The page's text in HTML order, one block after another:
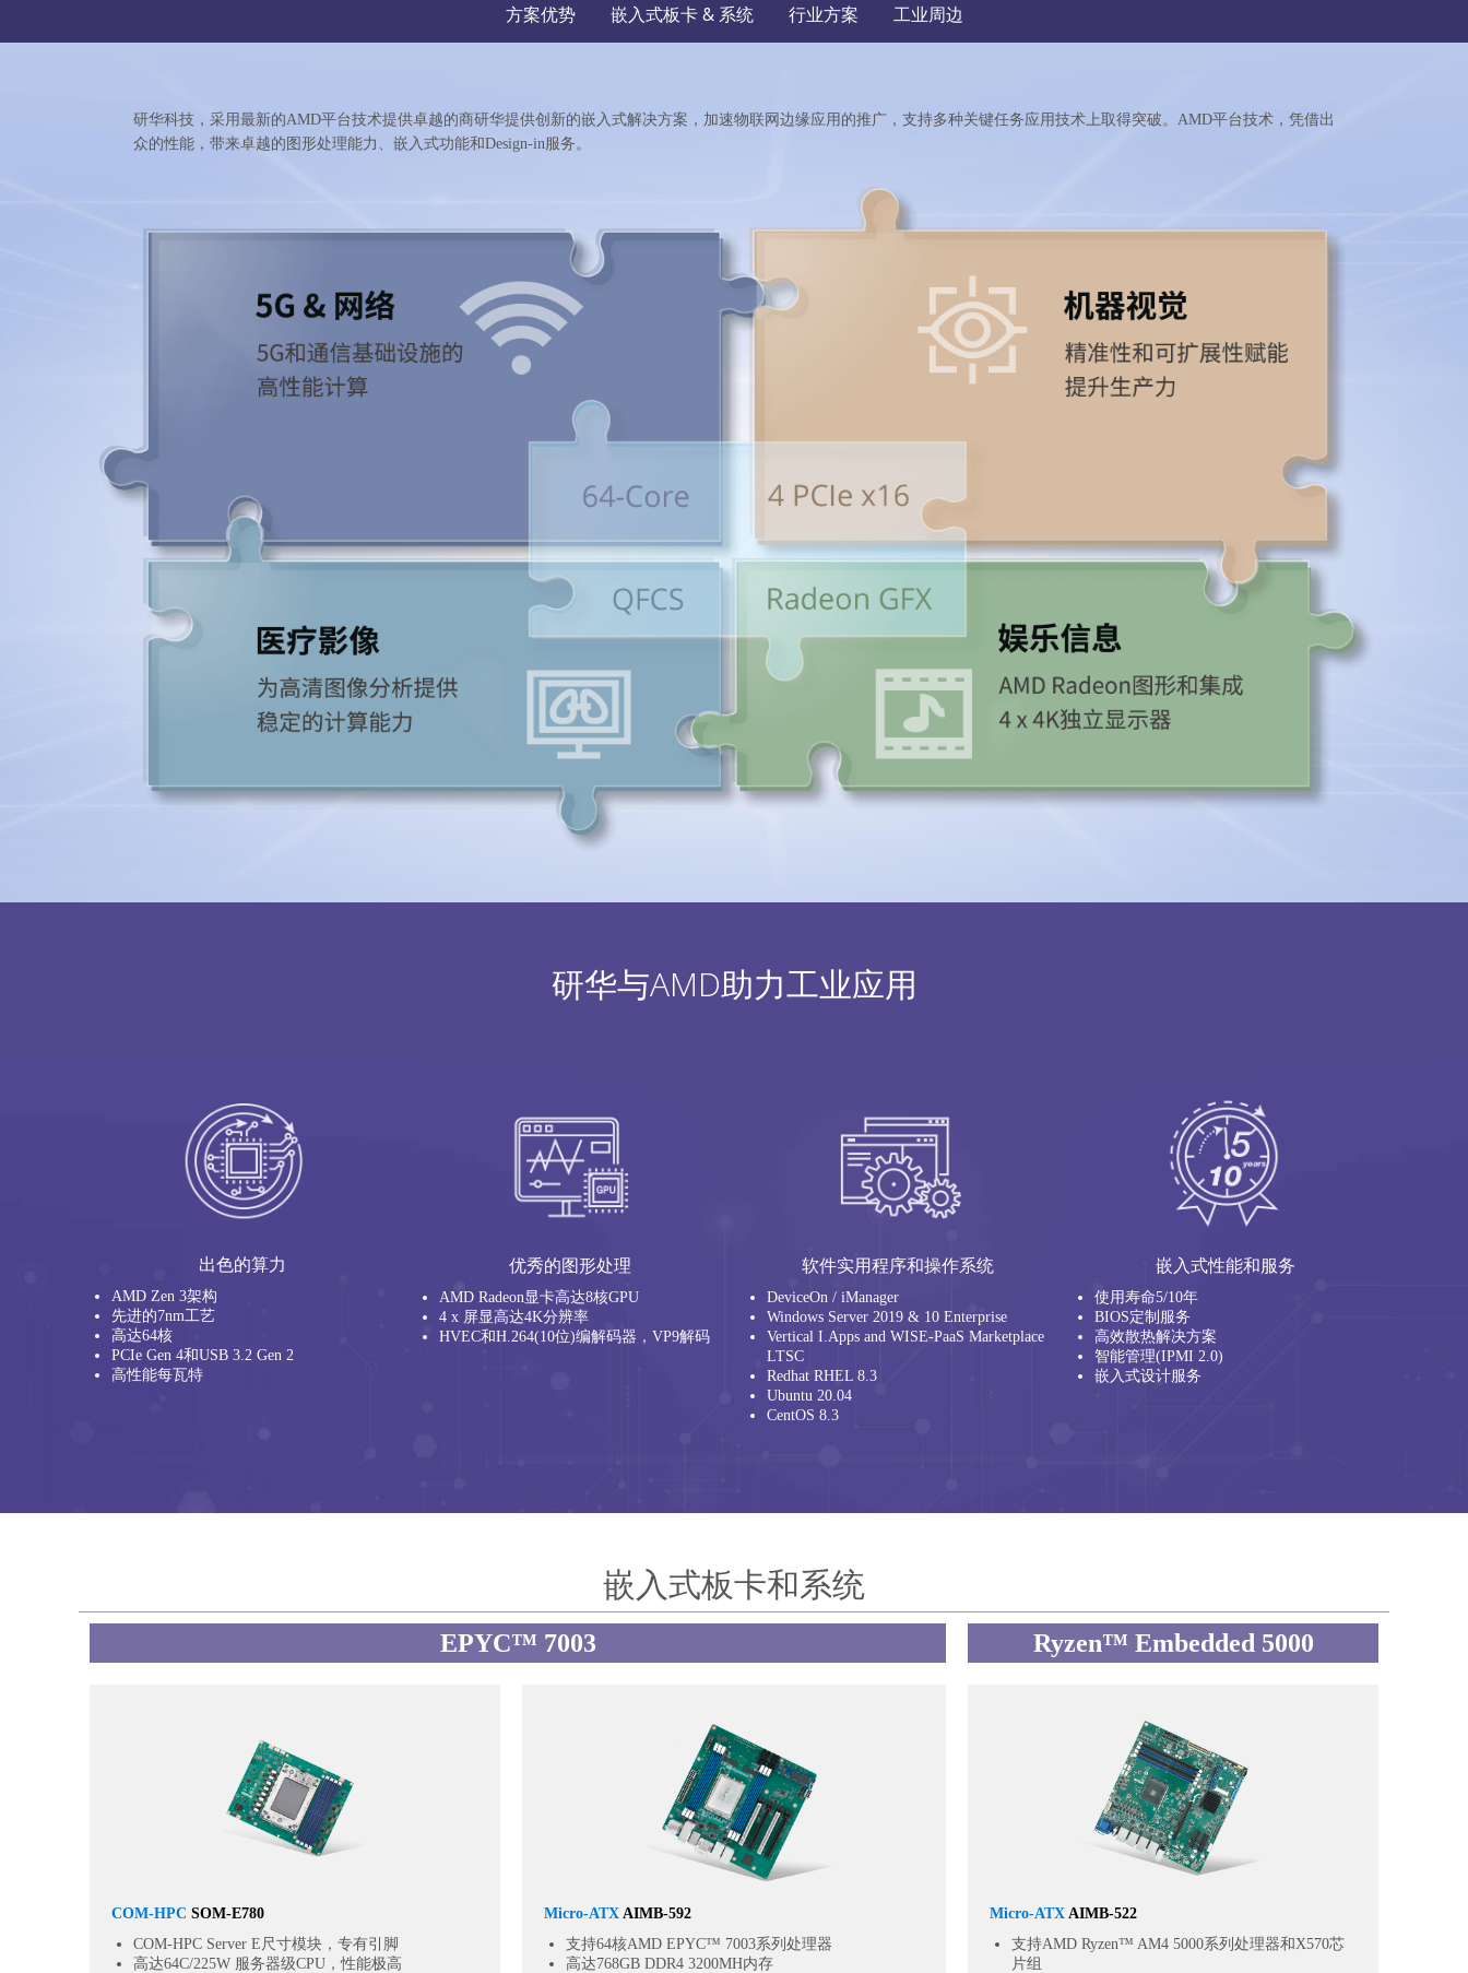
方案优势 嵌入式板卡 & 系统 行业方案 工业周边
研华科技，采用最新的AMD平台技术提供卓越的商研华提供创新的嵌入式解决方案，加速物联网边缘应用的推广，支持多种关键任务应用技术上取得突破。AMD平台技术，凭借出
众的性能，带来卓越的图形处理能力、嵌入式功能和Design-in服务。
研华与AMD助力工业应用
出色的算力
AMD Zen 3架构
先进的7nm工艺
高达64核
PCIe Gen 4和USB 3.2 Gen 2
高性能每瓦特
优秀的图形处理
AMD Radeon显卡高达8核GPU
4 x 屏显高达4K分辨率
HVEC和H.264(10位)编解码器，VP9解码
软件实用程序和操作系统
DeviceOn / iManager
Windows Server 2019 & 10 Enterprise
Vertical I.Apps and WISE-PaaS Marketplace
LTSC
Redhat RHEL 8.3
Ubuntu 20.04
CentOS 8.3
嵌入式性能和服务
使用寿命5/10年
BIOS定制服务
高效散热解决方案
智能管理(IPMI 2.0)
嵌入式设计服务
嵌入式板卡和系统
EPYC™ 7003 Ryzen™ Embedded 5000
COM-HPC SOM-E780
COM-HPC Server E尺寸模块，专有引脚
高达64C/225W 服务器级CPU，性能极高
Micro-ATX AIMB-592
支持64核AMD EPYC™ 7003系列处理器
高达768GB DDR4 3200MH内存
Micro-ATX AIMB-522
支持AMD Ryzen™ AM4 5000系列处理器和X570芯
片组